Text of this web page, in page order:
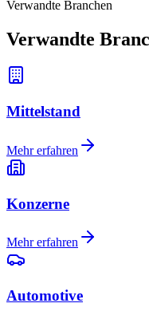
Verwandte Branchen
Verwandte
Mittelstand
Mehr erfahren
Konzerne
Mehr erfahren
Automotive